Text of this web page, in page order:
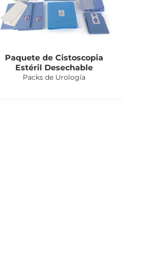
Paquete de Cistoscopia
Estéril Desechable
Packs de Urología